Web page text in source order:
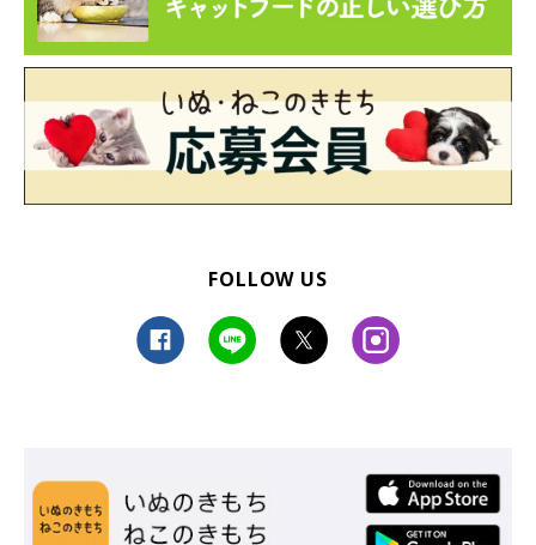
ねこのきもち投稿写真ギャラリー
プラスチックは雑菌のつきやすい材質
です。ガラス等の材質は雑
FOLLOW US